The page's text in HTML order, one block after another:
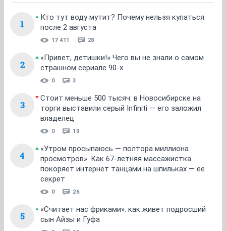
1
Кто тут воду мутит? Почему нельзя купаться
после 2 августа
17 411 28
2
«Привет, детишки!» Чего вы не знали о самом
страшном сериале 90-х
0 3
3
Стоит меньше 500 тысяч: в Новосибирске на
торги выставили серый Infiniti — его заложил
владелец
0 13
4
«Утром просыпаюсь — полтора миллиона
просмотров». Как 67-летняя массажистка
покоряет интернет танцами на шпильках — ее
секрет
0 26
5
«Считает нас фриками»: как живет подросший
сын Айзы и Гуфа